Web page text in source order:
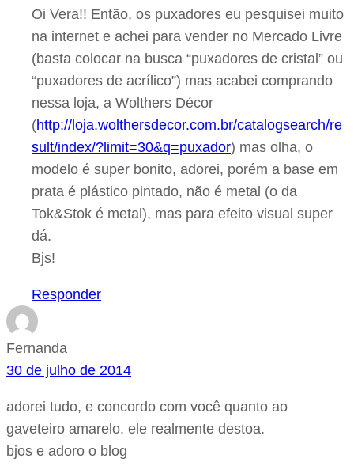
Oi Vera!! Então, os puxadores eu pesquisei muito
na internet e achei para vender no Mercado Livre
(basta colocar na busca “puxadores de cristal” ou
“puxadores de acrílico”) mas acabei comprando
nessa loja, a Wolthers Décor
(http://loja.wolthersdecor.com.br/catalogsearch/re
sult/index/?limit=30&q=puxador) mas olha, o
modelo é super bonito, adorei, porém a base em
prata é plástico pintado, não é metal (o da
Tok&Stok é metal), mas para efeito visual super
dá.
Bjs!
Responder
Fernanda
30 de julho de 2014
adorei tudo, e concordo com você quanto ao
gaveteiro amarelo. ele realmente destoa.
bjos e adoro o blog